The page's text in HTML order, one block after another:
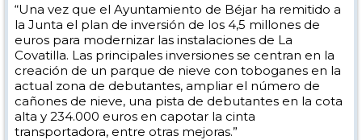
“Una vez que el Ayuntamiento de Béjar ha remitido a
la Junta el plan de inversión de los 4,5 millones de
euros para modernizar las instalaciones de La
Covatilla. Las principales inversiones se centran en la
creación de un parque de nieve con toboganes en la
actual zona de debutantes, ampliar el número de
cañones de nieve, una pista de debutantes en la cota
alta y 234.000 euros en capotar la cinta
transportadora, entre otras mejoras.”